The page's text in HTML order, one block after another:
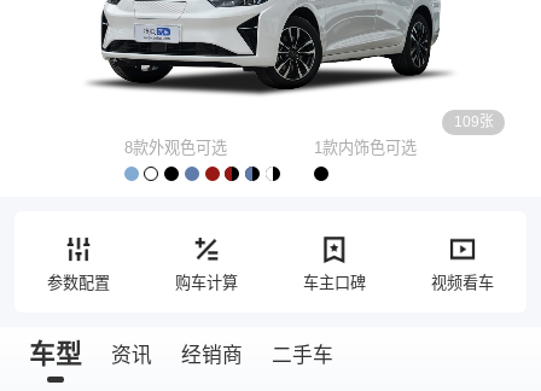
109张
8款外观色可选 1款内饰色可选
参数配置 购车计算 车主口碑 视频看车
车型 资讯 经销商 二手车